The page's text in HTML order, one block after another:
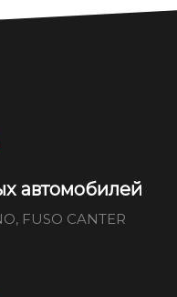
автомобилей
FUSO CANTER